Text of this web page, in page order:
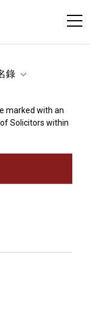
錄
marked with an
Solicitors within